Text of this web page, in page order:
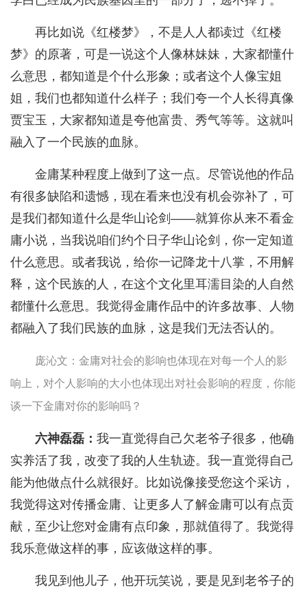
再比如说《红楼梦》，不是人人都读过《红楼
梦》的原著，可是一说这个人像林妹妹，大家都懂什
么意思，都知道是个什么形象；或者这个人像宝姐
姐，我们也都知道什么样子；我们夸一个人长得真像
贾宝玉，大家都知道是夸他富贵、秀气等等。这就叫
融入了一个民族的血脉。
金庸某种程度上做到了这一点。尽管说他的作品
有很多缺陷和遗憾，现在看来也没有机会弥补了，可
是我们都知道什么是华山论剑——就算你从来不看金
庸小说，当我说咱们约个日子华山论剑，你一定知道
什么意思。或者我说，给你一记降龙十八掌，不用解
释，这个民族的人，在这个文化里耳濡目染的人自然
都懂什么意思。我觉得金庸作品中的许多故事、人物
都融入了我们民族的血脉，这是我们无法否认的。
庞沁文：金庸对社会的影响也体现在对每一个人的影
响上，对个人影响的大小也体现出对社会影响的程度，你能
谈一下金庸对你的影响吗？
六神磊磊： 我一直觉得自己欠老爷子很多，他确
实养活了我，改变了我的人生轨迹。我一直觉得自己
能为他做点什么就很好。比如说像接受您这个采访，
我觉得这对传播金庸、让更多人了解金庸可以有点贡
献，至少让您对金庸有点印象，那就值得了。我觉得
我乐意做这样的事，应该做这样的事。
我见到他儿子，他开玩笑说，要是见到老爷子的